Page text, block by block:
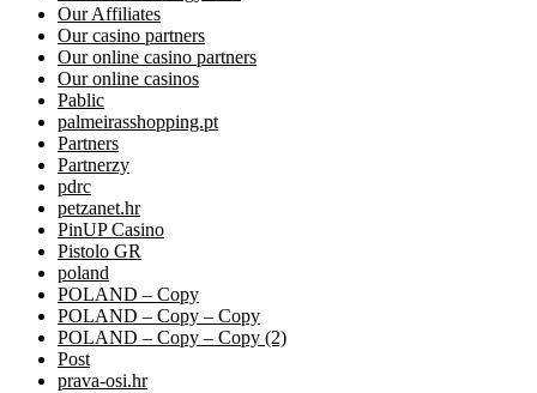
Our Affiliates
Our casino partners
Our online casino partners
Our online casinos
Pablic
palmeirasshopping.pt
Partners
Partnerzy
pdrc
petzanet.hr
PinUP Casino
Pistolo GR
poland
POLAND – Copy
POLAND – Copy – Copy
POLAND – Copy – Copy (2)
Post
prava-osi.hr